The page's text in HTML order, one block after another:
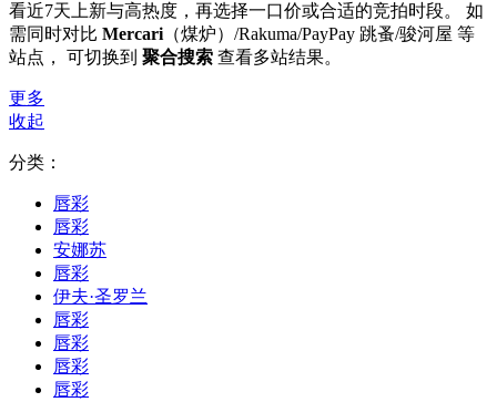
看近7天上新与高热度，再选择一口价或合适的竞拍时段。 如
需同时对比 Mercari （煤炉）/Rakuma/PayPay 跳蚤/骏河屋 等
站点， 可切换到 聚合搜索 查看多站结果。
更多
收起
分类：
唇彩
唇彩
安娜苏
唇彩
伊夫·圣罗兰
唇彩
唇彩
唇彩
唇彩